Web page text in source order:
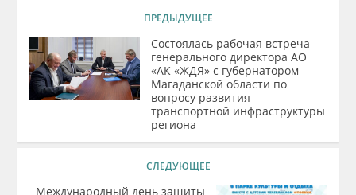
ПРЕДЫДУЩЕЕ
Состоялась рабочая встреча
генерального директора АО
«АК «ЖДЯ» с губернатором
Магаданской области по
вопросу развития
транспортной инфраструктуры
региона
СЛЕДУЮЩЕЕ
Международный день защиты